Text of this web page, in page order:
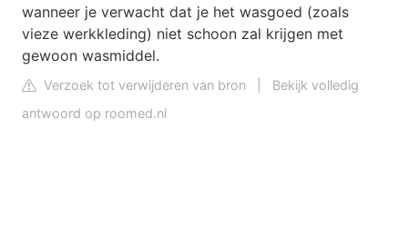
wanneer je verwacht dat je het wasgoed (zoals
vieze werkkleding) niet schoon zal krijgen met
gewoon wasmiddel.
Verzoek tot verwijderen van bron
Bekijk volledig
antwoord op roomed.nl